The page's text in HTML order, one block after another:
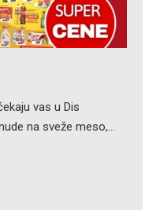
vas u Dis
na sveže meso,…